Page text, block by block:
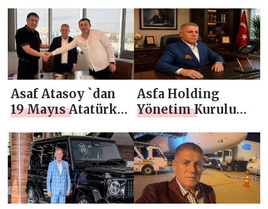
Kuruluş Yıl
Dönümü Mesajı
Asaf Atasoy `dan
19 Mayıs Atatürk’ü
Spor Bayramı
Mesajı
Asfa Holding
Yönetim Kurulu
Atasoy `dan
Anneler Günü
Mesajı